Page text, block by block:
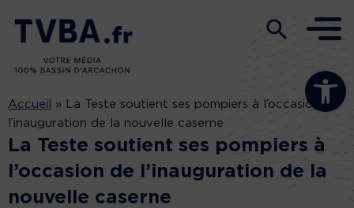
Ouvrir la
Accueil »
La Teste soutient ses pompiers à l’occasion de
l’inauguration de la nouvelle caserne
La Teste soutient ses pompiers à
l’occasion de l’inauguration de la
nouvelle caserne